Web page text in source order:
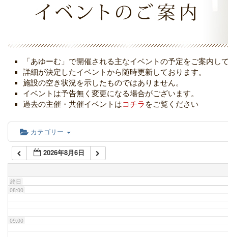
「あゆーむ」で開催される主なイベントの予定をご案内し
詳細が決定したイベントから随時更新しております。
施設の空き状況を示したものではありません。
イベントは予告無く変更になる場合がございます。
過去の主催・共催イベントはコチラ をご覧ください
カテゴリー
2026年8月6日
終日
04:00
06:00
07:00
08:00
09:00